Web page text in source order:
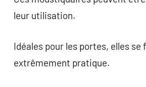
leur utilisation.
Idéales pour les portes, elles
extrêmement pratique.